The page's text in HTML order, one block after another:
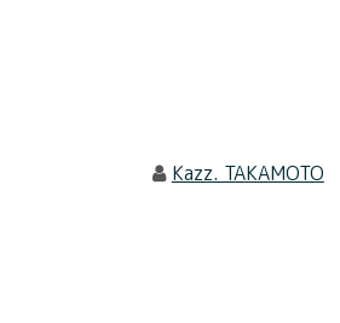
Kazz. TAKAMOTO